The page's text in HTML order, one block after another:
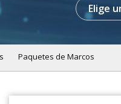
Elige
Paquetes de Marcos